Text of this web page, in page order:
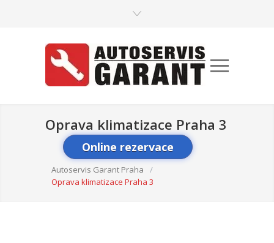
Oprava klimatizace Praha 3
Online rezervace
Autoservis Garant Praha
/
Oprava klimatizace Praha 3